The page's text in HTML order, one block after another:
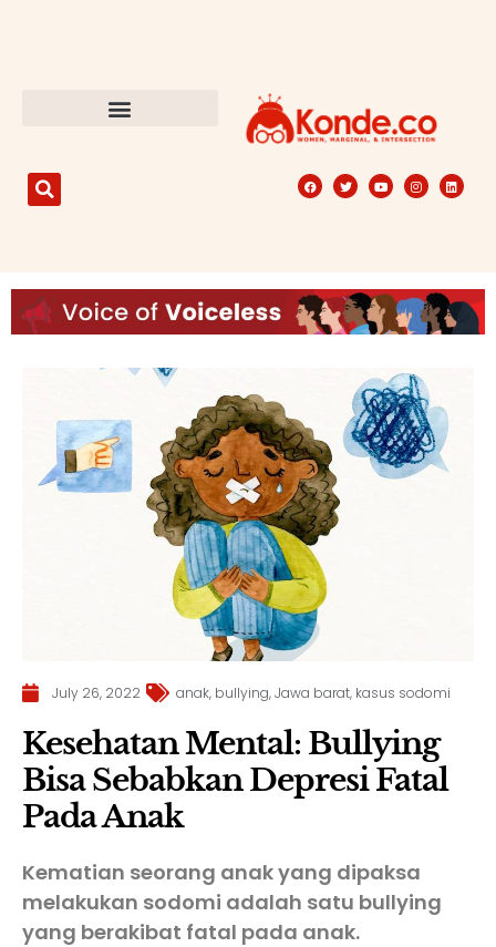
July 26, 2022 anak, bullying,Jawa barat, kasus sodomi
Kesehatan Mental: Bullying
Bisa Sebabkan Depresi Fatal
Pada Anak
Kematian seorang anak yang dipaksa
melakukan sodomi adalah satu bullying
yang berakibat fatal pada anak.